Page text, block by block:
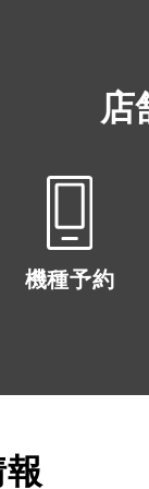
店
機種予約